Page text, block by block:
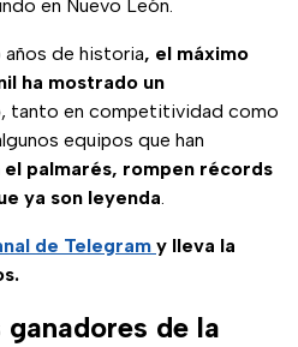
en Nuevo León.
años de historia, el máximo
ha mostrado un
, tanto en competitividad como
equipos que han
el palmarés, rompen récords
ya son leyenda.
de Telegram y lleva la
de la